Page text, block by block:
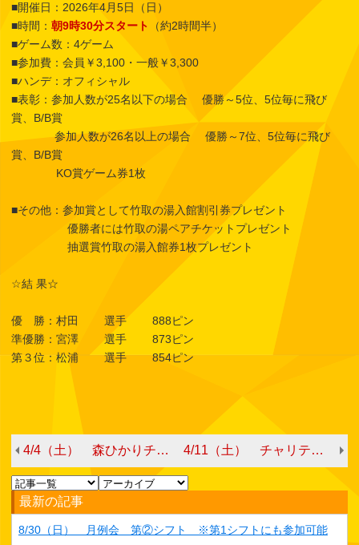
■開催日：2026年4月5日（日）
■時間： 朝9時30分スタート
（約2時間半）
■ゲーム数：4ゲーム
■参加費：会員￥3,100・一般￥3,300
■ハンデ：オフィシャル
■表彰：参加人数が25名以下の場合 優勝～5位、5位毎に飛び
賞、B/B賞
参加人数が26名以上の場合 優勝～7位、5位毎に飛び
賞、B/B賞
KO賞ゲーム券1枚
■その他：参加賞として竹取の湯入館割引券プレゼント
優勝者には竹取の湯ペアチケットプレゼント
抽選賞竹取の湯入館券1枚プレゼント
☆結 果☆
優 勝：村田 選手 888ピン
準優勝：宮澤 選手 873ピン
第３位：松浦 選手 854ピン
4/4（土） 森ひかりチャレ♪ 4/11（土） チャリティーボウリング With森プロ
最新の記事
8/30（日） 月例会 第②シフト ※第1シフトにも参加可能